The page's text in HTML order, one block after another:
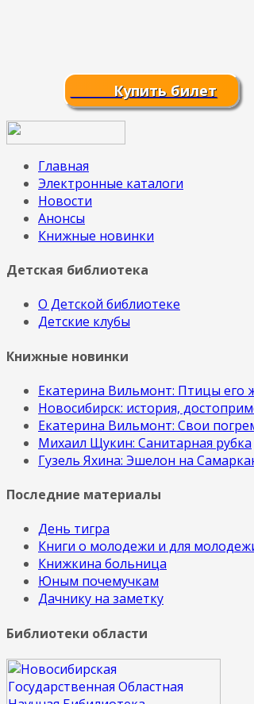
Купить билет
Главная
Электронные каталоги
Новости
Анонсы
Книжные новинки
Детская библиотека
О Детской библиотеке
Детские клубы
Книжные новинки
Екатерина Вильмонт: Птицы его
Новосибирск: история,
Екатерина Вильмонт: Свои
Михаил Щукин: Санитарная рубка
Гузель Яхина: Эшелон на
Последние материалы
День тигра
Книги о молодежи и для
Книжкина больница
Юным почемучкам
Дачнику на заметку
Библиотеки области